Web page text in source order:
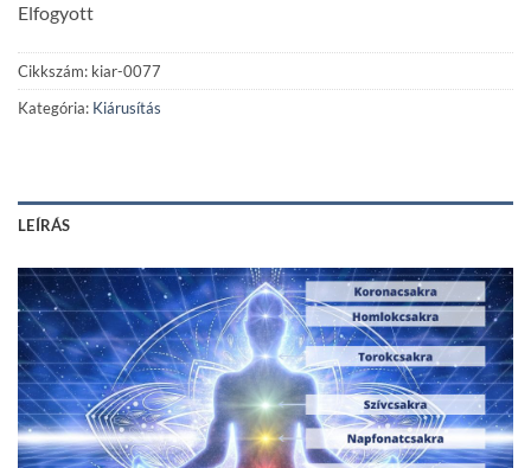
Elfogyott
Cikkszám: kiar-0077
Kategória: Kiárusítás
LEÍRÁS